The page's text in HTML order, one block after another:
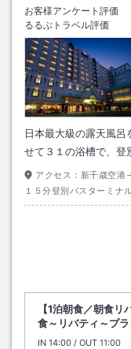
お客様アンケート評価
るるぶトラベル評価
日本最大級の露天風
せて３１の浴槽で、登
アクセス： 新千歳空港
１５分登別バスターミナ
【1泊朝食／朝食
食～リバティ～プ
IN チェックイン
14:00 / OUT チェッ
11:00